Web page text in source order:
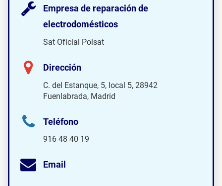
Empresa de reparación de
electrodomésticos
Sat Oficial Polsat
Dirección
C. del Estanque, 5, local 5, 28942
Fuenlabrada, Madrid
Teléfono
916 48 40 19
Email